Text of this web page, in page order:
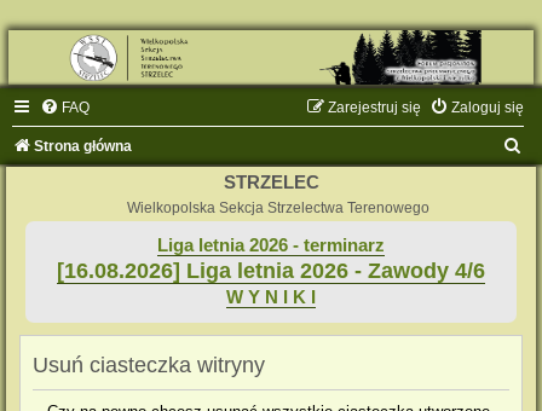
FAQ Zaloguj się
Zarejestruj się
Strona główna
STRZELEC
Wielkopolska Sekcja Strzelectwa Terenowego
Liga letnia 2026 - terminarz
[16.08.2026] Liga letnia 2026 - Zawody 4/6
W Y N I K I
Usuń ciasteczka witryny